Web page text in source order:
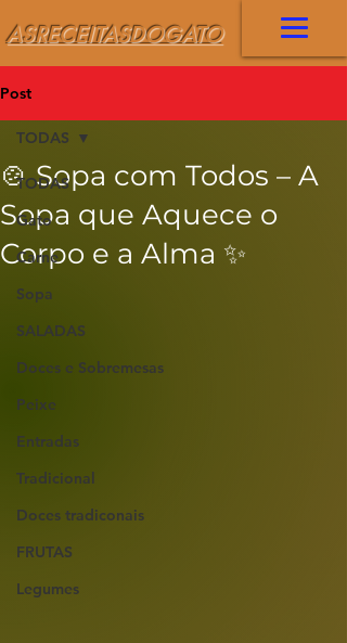
ASRECEITASDOGATO
Post
TODAS
Gato
Carne
Sopa
SALADAS
Doces e Sobremesas
Peixe
Entradas
Tradicional
Doces tradiconais
FRUTAS
Legumes
TODAS
🍲 Sopa com Todos – A
Sopa que Aquece o
Corpo e a Alma ✨